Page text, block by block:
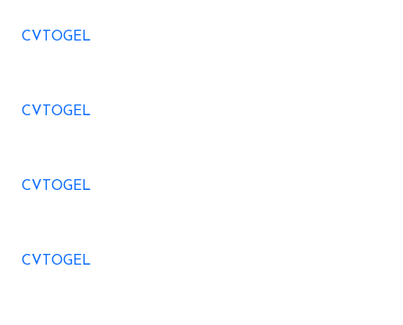
CVTOGEL
CVTOGEL
CVTOGEL
CVTOGEL